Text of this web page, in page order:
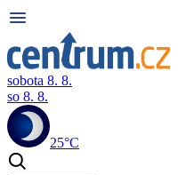
sobota 8. 8.
so 8. 8.
25°C